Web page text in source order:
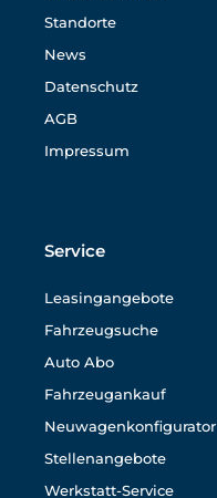
Standorte
News
Datenschutz
AGB
Impressum
Service
Leasingangebote
Fahrzeugsuche
Auto Abo
Fahrzeugankauf
Neuwagenkonfigurator
Stellenangebote
Werkstatt-Service